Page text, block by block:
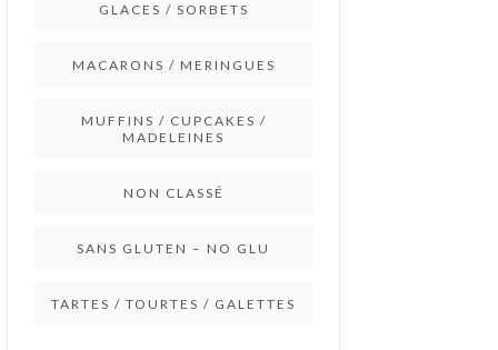
GLACES / SORBETS
MACARONS / MERINGUES
MUFFINS / CUPCAKES /
MADELEINES
NON CLASSÉ
SANS GLUTEN – NO GLU
TARTES / TOURTES / GALETTES